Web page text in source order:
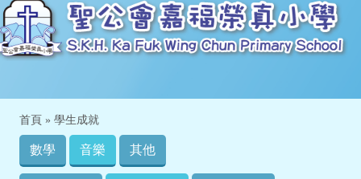
首頁 » 學生成就
數學 音樂 其他